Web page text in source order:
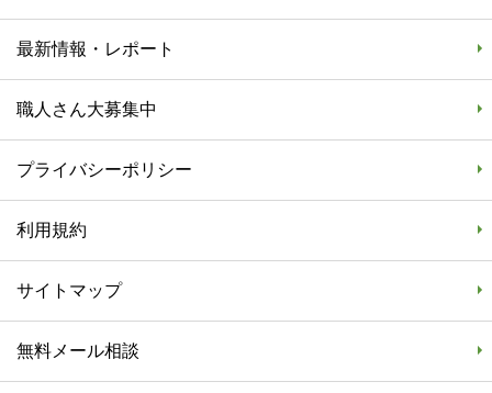
最新情報・レポート
職人さん大募集中
プライバシーポリシー
利用規約
サイトマップ
無料メール相談